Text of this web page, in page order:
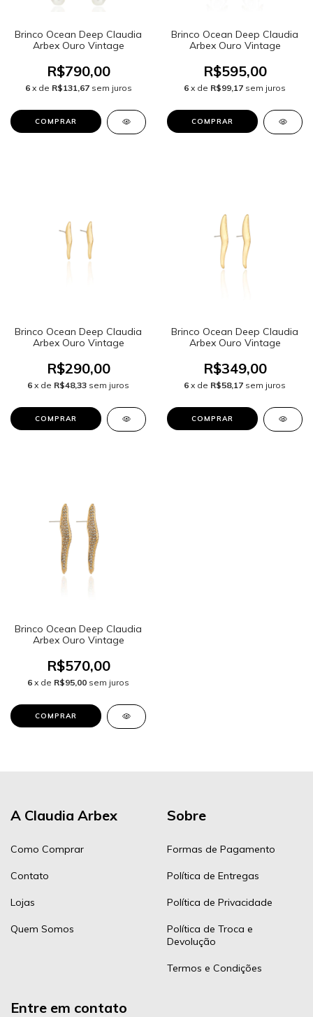
Brinco Ocean Deep Claudia
Arbex Ouro Vintage
R$790,00
6 x de R$131,67 sem juros
Brinco Ocean Deep Claudia
Arbex Ouro Vintage
R$595,00
6 x de R$99,17 sem juros
Brinco Ocean Deep Claudia
Arbex Ouro Vintage
R$290,00
6 x de R$48,33 sem juros
Brinco Ocean Deep Claudia
Arbex Ouro Vintage
R$349,00
6 x de R$58,17 sem juros
Brinco Ocean Deep Claudia
Arbex Ouro Vintage
R$570,00
6 x de R$95,00 sem juros
A Claudia Arbex
Como Comprar
Contato
Lojas
Quem Somos
Sobre
Formas de Pagamento
Política de Entregas
Política de Privacidade
Política de Troca e
Devolução
Termos e Condições
Entre em contato